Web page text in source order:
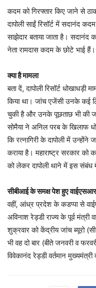
कदम को गिरफ्तार किए जाने से
दापोली साईं रिसॉर्ट में सदानंद
साझेदार बताया जाता है।
नेता रामदास कदम के छोटे भाई हैं।
क्या है मामला
बता दें, दापोली रिसॉर्ट
किया था। जांच एजेंसी उनके कई
चुकी है और उनके पूछताछ भी की
सोमैया ने अनिल परब के खिलाफ
कि रत्नागिरी के दापोली में उन्होंने
कराया है। महाराष्ट्र सरकार
को लेकर दापोली थाने में इस
सीबीआई के समक्ष पेश हुए
वहीं, आंध्र प्रदेश के कडप्पा से
अविनाश रेड्डी राज्य के पूर्व मंत्री
शुक्रवार को केंद्रीय जांच ब्यूरो
भी वह दो बार (बीते जनवरी व
विवेकानंद रेड्डी वर्तमान